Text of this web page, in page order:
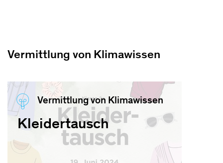
Vermittlung von Klimawissen
Vermittlung von Klimawissen
Kleidertausch